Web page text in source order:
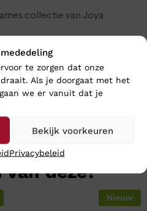
te zorgen dat onze
Als je doorgaat met het
we er vanuit dat je
Bekijk voorkeuren
Privacybeleid
collectie van Joya
deze?
Nieuw